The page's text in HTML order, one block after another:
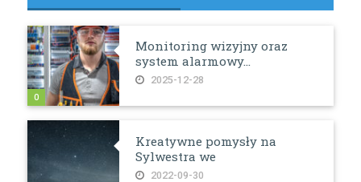
Monitoring wizyjny oraz
system alarmowy...
2025-12-28
0
Kreatywne pomysły na
Sylwestra we
2022-09-30